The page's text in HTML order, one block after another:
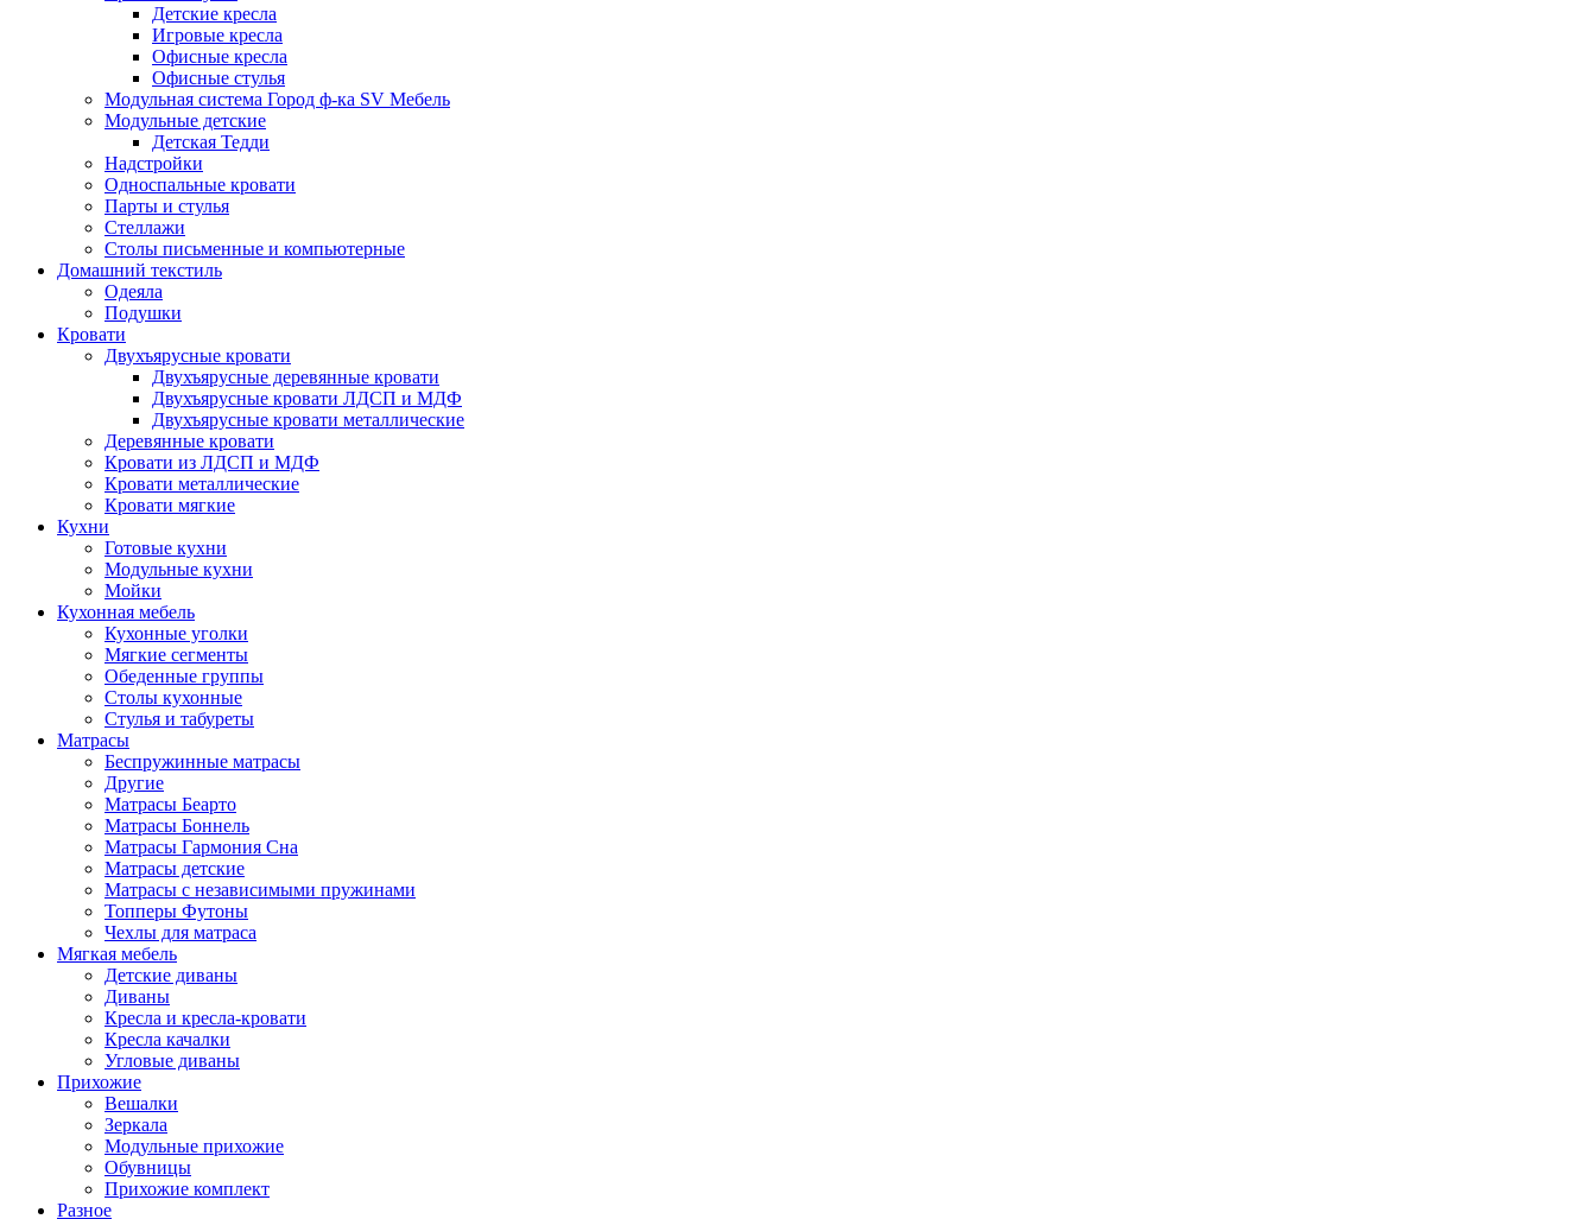
Детские кресла
Игровые кресла
Офисные кресла
Офисные стулья
Модульная система Город ф-ка SV Мебель
Модульные детские
Детская Тедди
Надстройки
Односпальные кровати
Парты и стулья
Стеллажи
Столы письменные и компьютерные
Домашний текстиль
Одеяла
Подушки
Кровати
Двухъярусные кровати
Двухъярусные деревянные кровати
Двухъярусные кровати ЛДСП и МДФ
Двухъярусные кровати металлические
Деревянные кровати
Кровати из ЛДСП и МДФ
Кровати металлические
Кровати мягкие
Кухни
Готовые кухни
Модульные кухни
Мойки
Кухонная мебель
Кухонные уголки
Мягкие сегменты
Обеденные группы
Столы кухонные
Стулья и табуреты
Матрасы
Беспружинные матрасы
Другие
Матрасы Беарто
Матрасы Боннель
Матрасы Гармония Сна
Матрасы детские
Матрасы с независимыми пружинами
Топперы Футоны
Чехлы для матраса
Мягкая мебель
Детские диваны
Диваны
Кресла и кресла-кровати
Кресла качалки
Угловые диваны
Прихожие
Вешалки
Зеркала
Модульные прихожие
Обувницы
Прихожие комплект
Разное